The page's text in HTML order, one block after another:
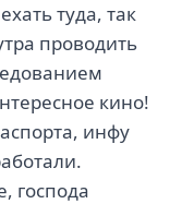
туда, так
проводить
кино!
инфу
господа